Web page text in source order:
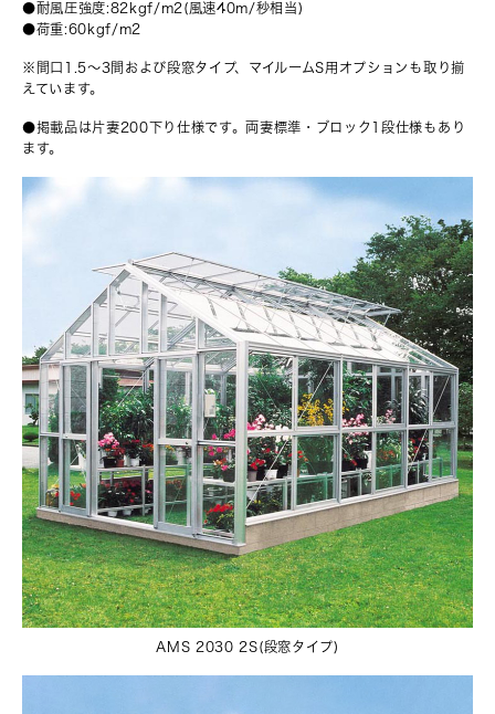
●耐風圧強度:82kgf/m2(風速40m/秒相当)
●荷重:60kgf/m2
※間口1.5〜3間および段窓タイプ、マイルームS用オプションも取り揃
えています。
●掲載品は片妻200下り仕様です。両妻標準・ブロック1段仕様もあり
ます。
AMS 2030 2S(段窓タイプ)